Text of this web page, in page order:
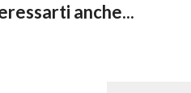
anche...